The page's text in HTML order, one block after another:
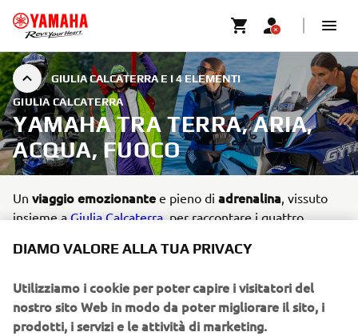
GIULIA CALCATERRA E I 4 ELEMENTI
GIULIA CALCATERRA
YAMAHA TRA TERRA, ARIA,
ACQUA, FUOCO
Un viaggio emozionante e pieno di adrenalina, vissuto
insieme aGiulia Calcaterra, per raccontare i quattro
attraverso i mezzi più iconici e rappresentativi del mondo
Si tratta di unavera e propria esperienza, capace di
fondere avventura, scoperta e passione per i motori in un
DIAMO VALORE ALLA TUA PRIVACY
Utilizziamo i cookie per poter capire i visitatori del
nostro sito Web in modo da poter migliorare il sito, i
prodotti, i servizi e le attività di marketing.